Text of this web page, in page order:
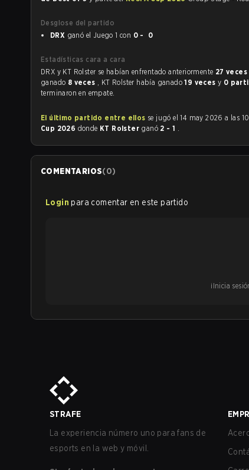
Desglose del partido
DRX
ganó el Juego 1 con 0 - 0
Estadísticas cara a cara
DRX y KT Rolster se habían enfrentado anteriormente 27 veces
ganado 8 veces , KT Rolster había ganado19 veces y 0
terminaron en empate.
El último partido entre ellos se jugó el 14 may 2026 a las
Cup 2026 donde KT Rolster ganó 2 - 1 .
COMENTARIOS(0)
Login para comentar en este partido
¡Inicia
STRAFE
La experiencia número uno para fans de
esports en la web y móvil.